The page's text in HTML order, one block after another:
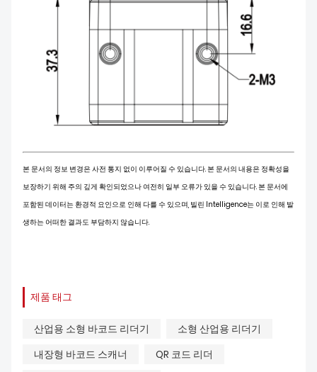
본 문서의 정보 변경은 사전 통지 없이 이루어질 수 있습니다. 본 문서의 내용은 정확성을
보장하기 위해 주의 깊게 확인되었으나 여전히 일부 오류가 있을 수 있습니다. 본 문서에
포함된 데이터는 환경적 요인으로 인해 다를 수 있으며, 빌린 Intelligence는 이로 인해 발
생하는 어떠한 결과도 부담하지 않습니다.
제품 태그
산업용 소형 바코드 리더기
소형 산업용 리더기
내장형 바코드 스캐너
QR 코드 리더